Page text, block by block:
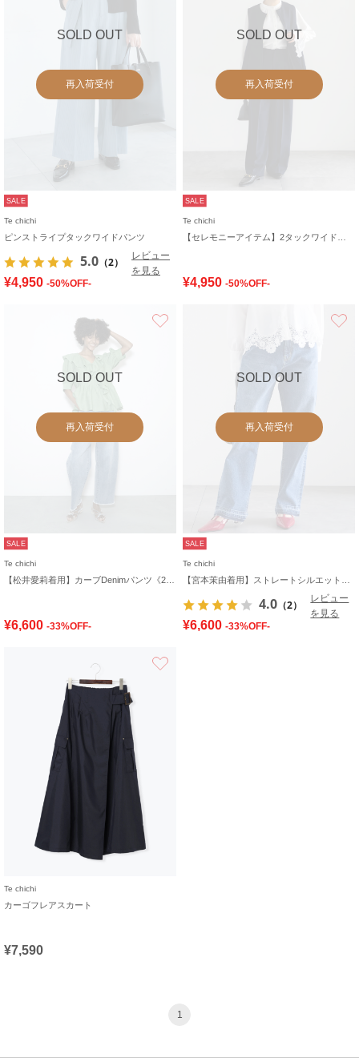
SOLD OUT
再入荷受付
SALE
Te chichi
ピンストライプタックワイドパンツ
5.0 （2）
レビュー
を見る
¥4,950 -50%OFF-
SOLD OUT
再入荷受付
SALE
Te chichi
¥4,950 -50%OFF-
SOLD OUT
再入荷受付
SALE
Te chichi
¥6,600 -33%OFF-
SOLD OUT
再入荷受付
SALE
Te chichi
4.0 （2）
レビュー
を見る
¥6,600 -33%OFF-
Te chichi
カーゴフレアスカート
¥7,590
1